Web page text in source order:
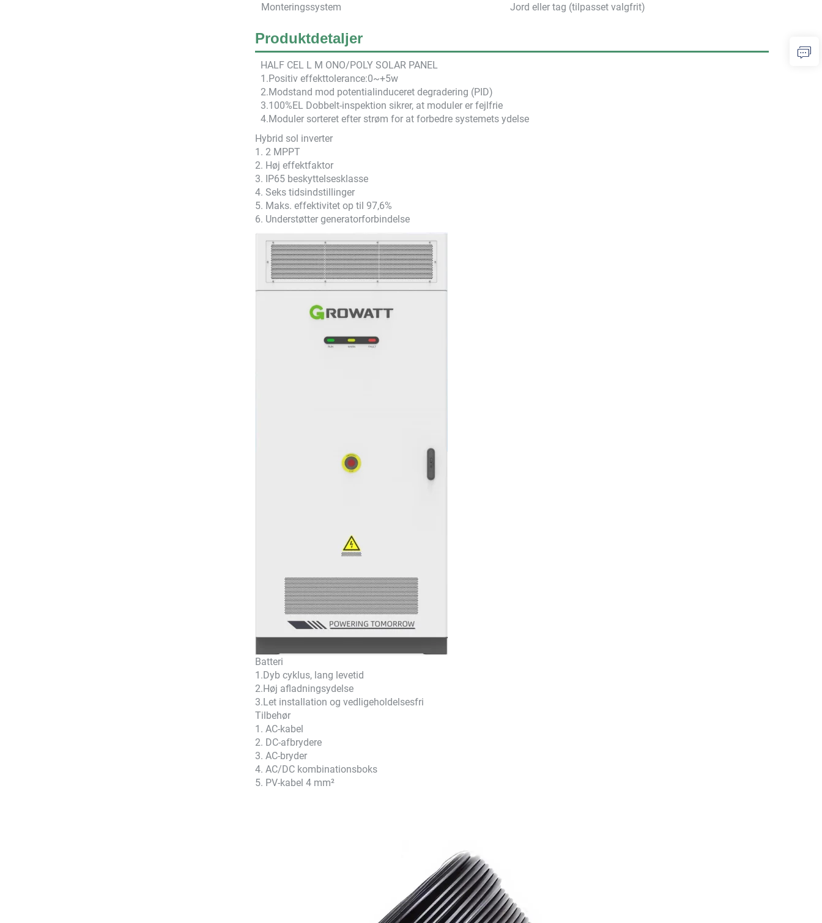
Monteringssystem
Jord eller tag (tilpasset valgfrit)
Produktdetaljer
HALF CEL L M ONO/POLY SOLAR PANEL
1.Positiv effekttolerance:0~+5w
2.Modstand mod potentialinduceret degradering (PID)
3.100%EL Dobbelt-inspektion sikrer, at moduler er fejlfrie
4.Moduler sorteret efter strøm for at forbedre systemets ydelse
Hybrid sol inverter
1. 2 MPPT
2. Høj effektfaktor
3. IP65 beskyttelsesklasse
4. Seks tidsindstillinger
5. Maks. effektivitet op til 97,6%
6. Understøtter generatorforbindelse
Batteri
1.Dyb cyklus, lang levetid
2.Høj afladningsydelse
3.Let installation og vedligeholdelsesfri
Tilbehør
1. AC-kabel
2. DC-afbrydere
3. AC-bryder
4. AC/DC kombinationsboks
5. PV-kabel 4 mm²